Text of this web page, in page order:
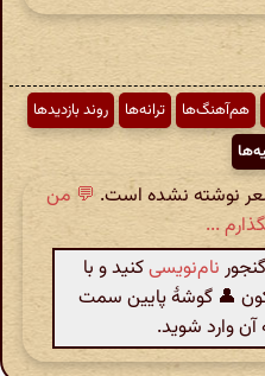
هم‌آهنگ‌ها ترانه‌ها
روند بازدیدها
نوشته نشده است. 💬 من
...
نام‌نویسیکنید و با
👤 گوشهٔ پایین سمت
وارد شوید.